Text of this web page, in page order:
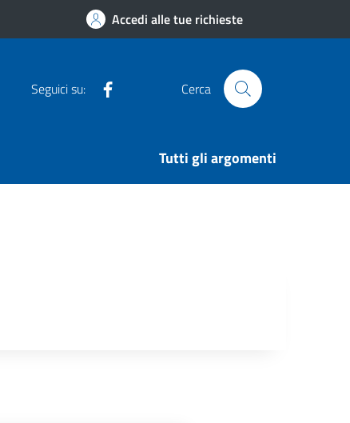
Accedi alle tue richieste
Seguici su: Cerca
Tutti gli argomenti